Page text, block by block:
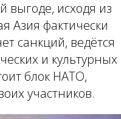
выгоде, исходя из
Азия фактически
санкций, ведётся
и культурных
блок НАТО,
участников.